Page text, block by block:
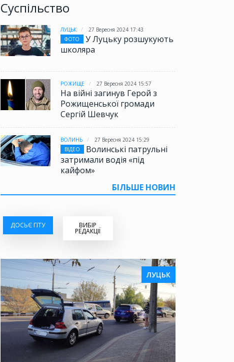
Суспільство
ЛУЦЬК
27 Вересня 2024 17:43
ФОТО
У Луцьку розшукують
школяра
РОЖИЩЕ 27 Вересня 2024 15:57
На війні загинув Герой з
Рожищенської громади
Сергій Шевчук
ВОЛИНЬ
27 Вересня 2024 15:29
ВІДЕО
Волинські патрульні
затримали водія «під
кайфом»
БІЛЬШЕ НОВИН
ДОСЬЄ ГІТУ ВИБІР
РЕДАКЦІЇ
ЛУЦЬК